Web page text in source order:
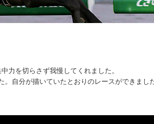
力を切らさず我慢してくれました。
自分が描いていたとおりのレースができまし